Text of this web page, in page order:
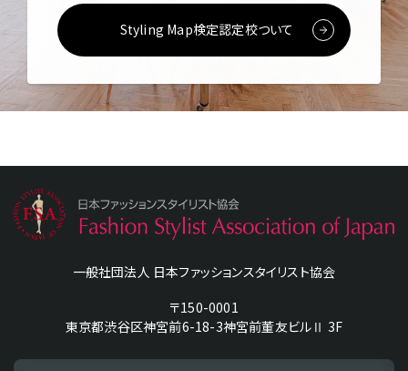
Styling Map検定認定校ついて
一般社団法人 日本ファッションスタイリスト協会
〒150-0001
東京都渋谷区神宮前6-18-3神宮前董友ビルⅡ 3F